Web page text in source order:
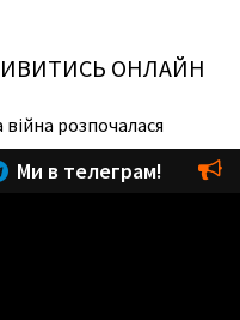
ОНЛАЙН
війна розпочалася
Ми в телеграм!